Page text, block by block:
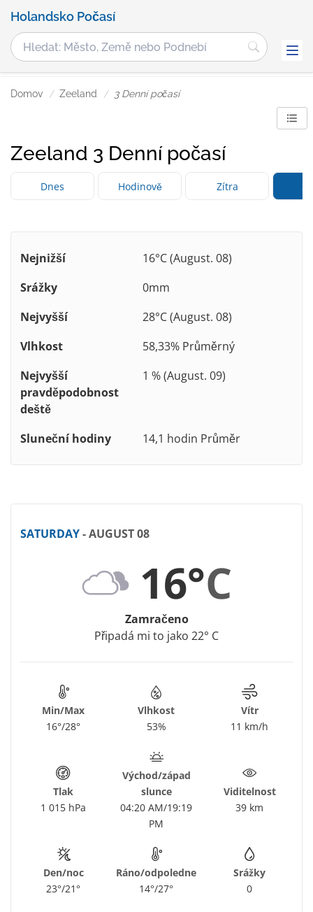
Holandsko Počasí
Domov Zeeland 3 Denní počasí
Zeeland 3 Denní počasí
Dnes Hodinově Zítra 3
Nejnižší
16°C (August. 08)
Srážky
0mm
Nejvyšší
28°C (August. 08)
Vlhkost
58,33% Průměrný
Nejvyšší
pravděpodobnost
deště
1 % (August. 09)
Sluneční hodiny 14,1 hodin Průměr
SATURDAY- AUGUST 08
16°C
Zamračeno
Připadá mi to jako 22° C
Min/Max
16°/28°
Vlhkost
53%
Vítr
11 km/h
Tlak
1 015 hPa
Východ/západ
slunce
04:20 AM/19:19
PM
Viditelnost
39 km
Den/noc
23°/21°
Ráno/odpoledne
14°/27°
Srážky
0